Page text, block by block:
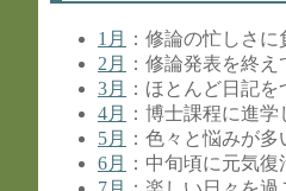
1月
：修論の忙しさ
2月
：修論発表を終
3月
：ほとんど日記
4月
：博士課程に進
5月
：色々と悩みが
6月
：中旬頃に元気